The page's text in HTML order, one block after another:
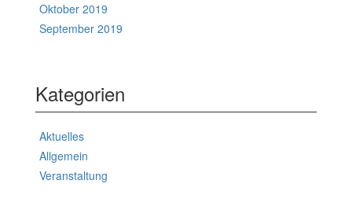
Oktober 2019
September 2019
Kategorien
Aktuelles
Allgemein
Veranstaltung